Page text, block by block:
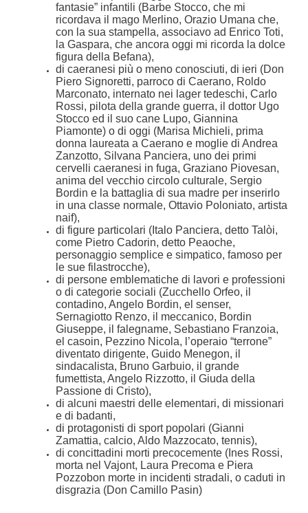
fantasie” infantili (Barbe Stocco, che mi
ricordava il mago Merlino, Orazio Umana che,
con la sua stampella, associavo ad Enrico Toti,
la Gaspara, che ancora oggi mi ricorda la dolce
figura della Befana),
di caeranesi più o meno conosciuti, di ieri (Don
Piero Signoretti, parroco di Caerano, Roldo
Marconato, internato nei lager tedeschi, Carlo
Rossi, pilota della grande guerra, il dottor Ugo
Stocco ed il suo cane Lupo, Giannina
Piamonte) o di oggi (Marisa Michieli, prima
donna laureata a Caerano e moglie di Andrea
Zanzotto, Silvana Panciera, uno dei primi
cervelli caeranesi in fuga, Graziano Piovesan,
anima del vecchio circolo culturale, Sergio
Bordin e la battaglia di sua madre per inserirlo
in una classe normale, Ottavio Poloniato, artista
naif),
di figure particolari (Italo Panciera, detto Talòi,
come Pietro Cadorin, detto Peaoche,
personaggio semplice e simpatico, famoso per
le sue filastrocche),
di persone emblematiche di lavori e professioni
o di categorie sociali (Zucchello Orfeo, il
contadino, Angelo Bordin, el senser,
Sernagiotto Renzo, il meccanico, Bordin
Giuseppe, il falegname, Sebastiano Franzoia,
el casoin, Pezzino Nicola, l’operaio “terrone”
diventato dirigente, Guido Menegon, il
sindacalista, Bruno Garbuio, il grande
fumettista, Angelo Rizzotto, il Giuda della
Passione di Cristo),
di alcuni maestri delle elementari, di missionari
e di badanti,
di protagonisti di sport popolari (Gianni
Zamattia, calcio, Aldo Mazzocato, tennis),
di concittadini morti precocemente (Ines Rossi,
morta nel Vajont, Laura Precoma e Piera
Pozzobon morte in incidenti stradali, o caduti in
disgrazia (Don Camillo Pasin)